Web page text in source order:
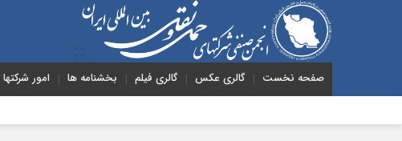
صفحه نخست گالری عکس گالری فیلم بخشنامه ها امور شرکتها